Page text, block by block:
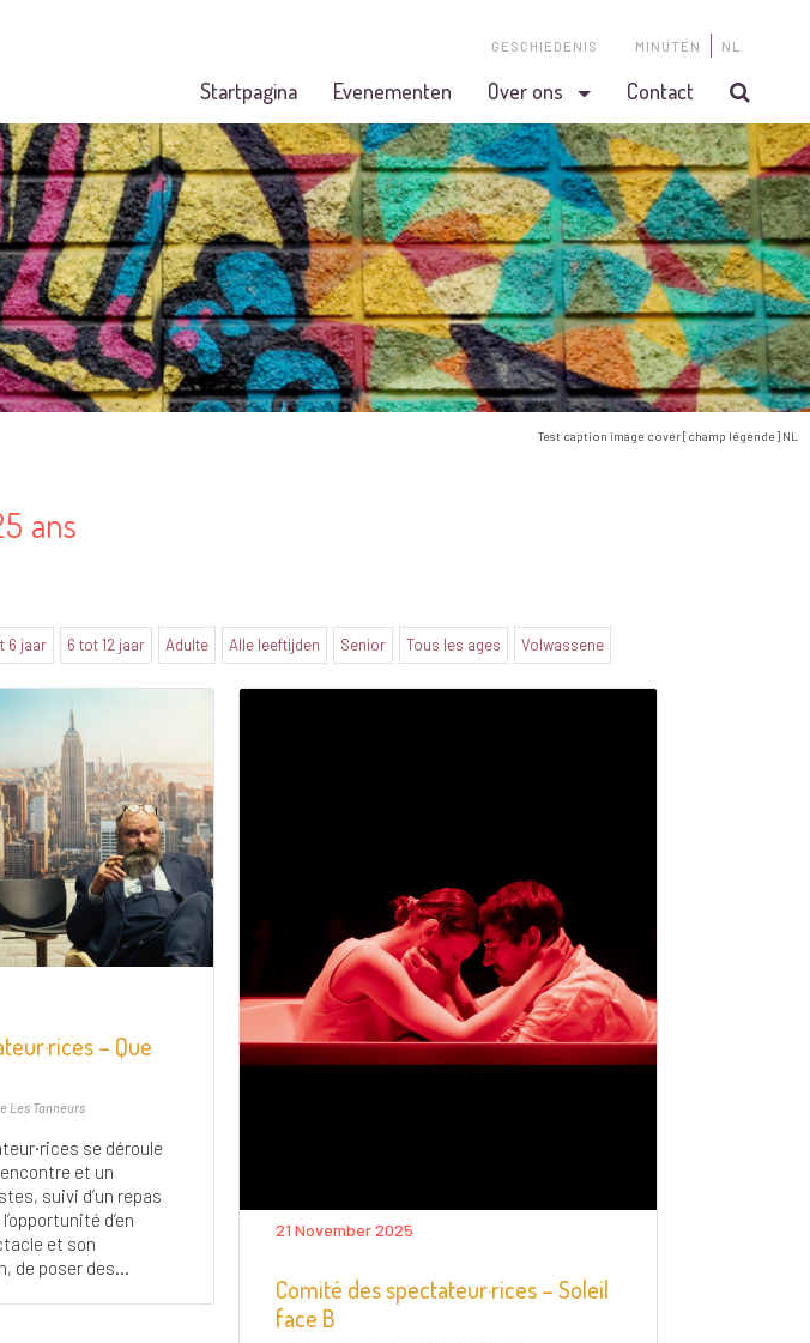
GESCHIEDENIS MINUTEN NL
Startpagina Evenementen Over ons Contact
Test caption image cover [champ légende] NL
ans
6 jaar 6 tot 12 jaar Adulte Alle leeftijden Senior Tous les ages Volwassene
– Que
Les Tanneurs
se déroule
et un
suivi d’un repas
d’en
et son
de poser des...
21 November 2025
Comité des spectateur·rices – Soleil
face B